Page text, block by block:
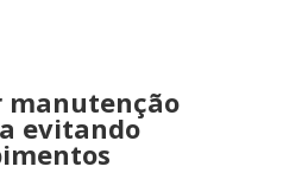
manutenção
evitando